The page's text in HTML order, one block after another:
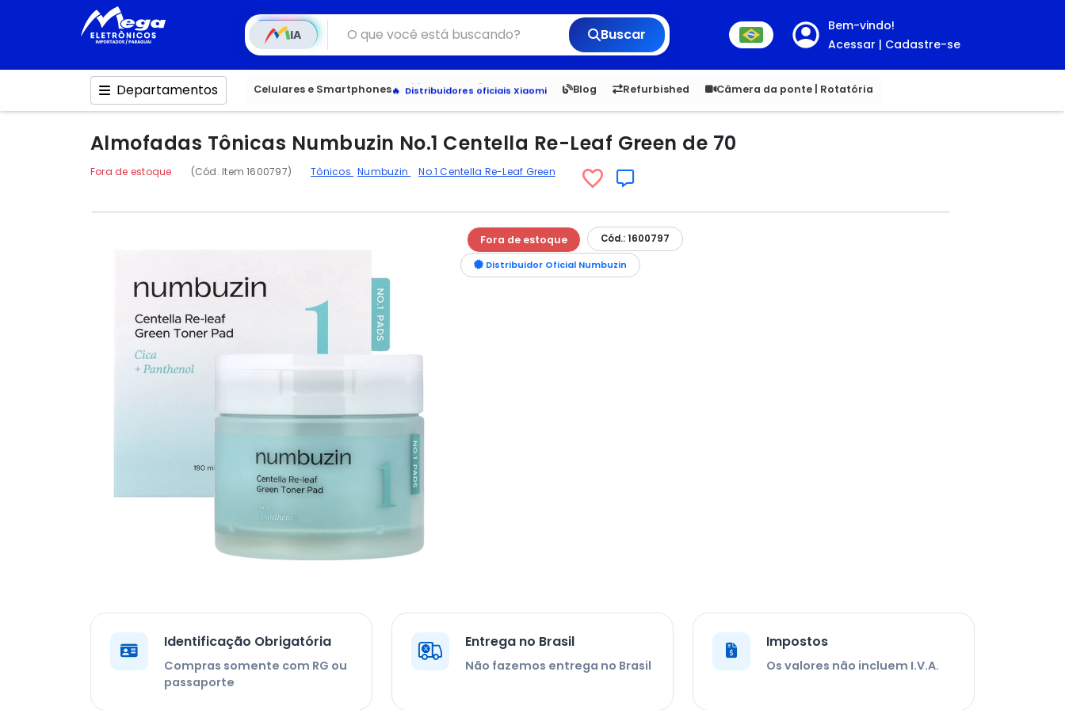
IA Buscar
Bem-vindo!
Acessar | Cadastre-se
Departamentos Celulares e Smartphones
Veja os Lançamentos
Distribuidores oficiais Xiaomi
Blog Refurbished Câmera da ponte | Rotatória
6,050 5.23 1,900 1.00
Almofadas Tônicas Numbuzin No.1 Centella Re-Leaf Green de 70
Fora de estoque (Cód. Item 1600797) Tônicos Numbuzin No.1 Centella Re-Leaf Green
Fora de estoque Cód.: 1600797
Distribuidor Oficial Numbuzin
Identificação Obrigatória
Compras somente com RG ou
passaporte
Entrega no Brasil
Não fazemos entrega no Brasil
Impostos
Os valores não incluem I.V.A.